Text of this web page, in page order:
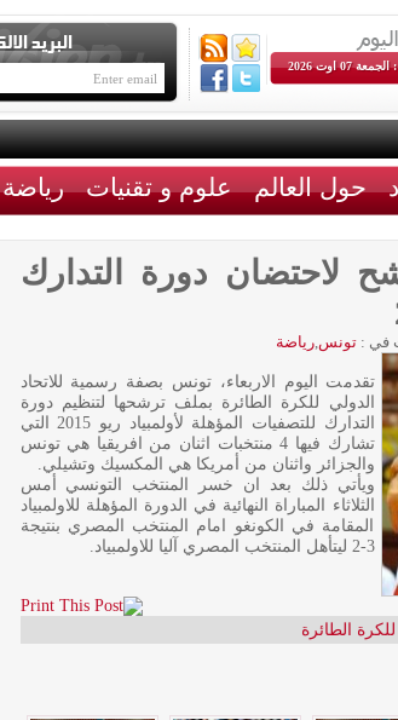
07 اوت 2026
حول العالم علوم و تقنيات رياضة
لاحتضان دورة التدارك
في :تونس,رياضة
تقدمت اليوم الاربعاء، تونس بصفة رسمية للاتحاد
الدولي للكرة الطائرة بملف ترشحها لتنظيم دورة
التدارك للتصفيات المؤهلة لأولمبياد ريو 2015 التي
تشارك فيها 4 منتخبات اثنان من افريقيا هي تونس
والجزائر واثنان من أمريكا هي المكسيك وتشيلي.
ويأتي ذلك بعد ان خسر المنتخب التونسي أمس
الثلاثاء المباراة النهائية في الدورة المؤهلة للاولمبياد
المقامة في الكونغو امام المنتخب المصري بنتيجة
3-2 ليتأهل المنتخب المصري آليا للاولمبياد.
الطائرة